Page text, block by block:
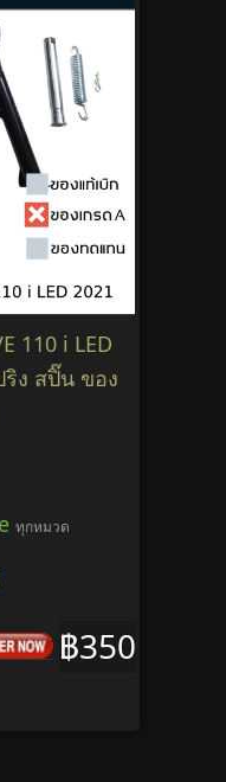
110 i LED
ง สปิ๊น ของ
ทุกหมวด
฿350